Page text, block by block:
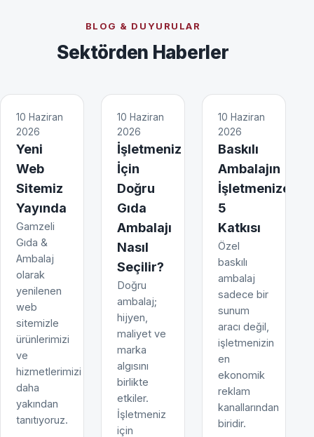
BLOG & DUYURULAR
Sektörden Haberler
10 Haziran
2026
Yeni
Web
Sitemiz
Yayında
Gamzeli
Gıda &
Ambalaj
olarak
yenilenen
web
sitemizle
ürünlerimizi
ve
hizmetlerimizi
daha
yakından
tanıtıyoruz.
10 Haziran
2026
İşletmeniz
İçin
Doğru
Gıda
Ambalajı
Nasıl
Seçilir?
Doğru
ambalaj;
hijyen,
maliyet ve
marka
algısını
birlikte
etkiler.
İşletmeniz
için
10 Haziran
2026
Baskılı
Ambalajın
İşletmenize
5
Katkısı
Özel
baskılı
ambalaj
sadece bir
sunum
aracı değil,
işletmenizin
en
ekonomik
reklam
kanallarından
biridir.